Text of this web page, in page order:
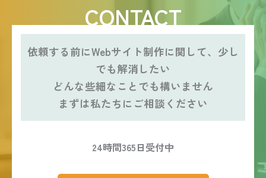
CONTACT
依頼する前にWebサイト制作に関して、少し
でも解消したい
どんな些細なことでも構いません
まずは私たちにご相談ください
24時間365日受付中